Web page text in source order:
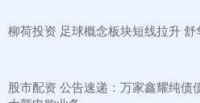
柳荷投资 足球概念板块短线拉升
股市配资 公告速递：万家鑫耀纯债